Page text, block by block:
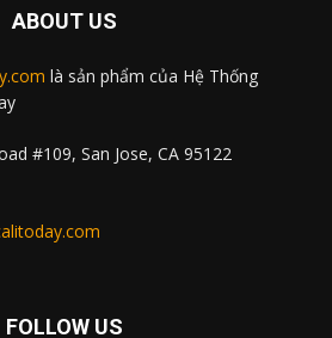
ABOUT US
là sản phẩm của Hệ Thống
#109, San Jose, CA 95122
FOLLOW US